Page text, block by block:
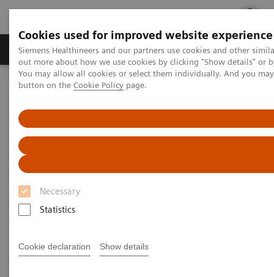
Cookies used for improved website experience
Siemens Healthineers and our partners use cookies and other
out more about how we use cookies by clicking "Show details" or
You may allow all cookies or select them individually. And you
button on the Cookie Policy page.
Necessary
Statistics
Cookie declaration Show details
Produits & services Spécialités cliniques
Accueil
Actualités
planification en radiothérapie